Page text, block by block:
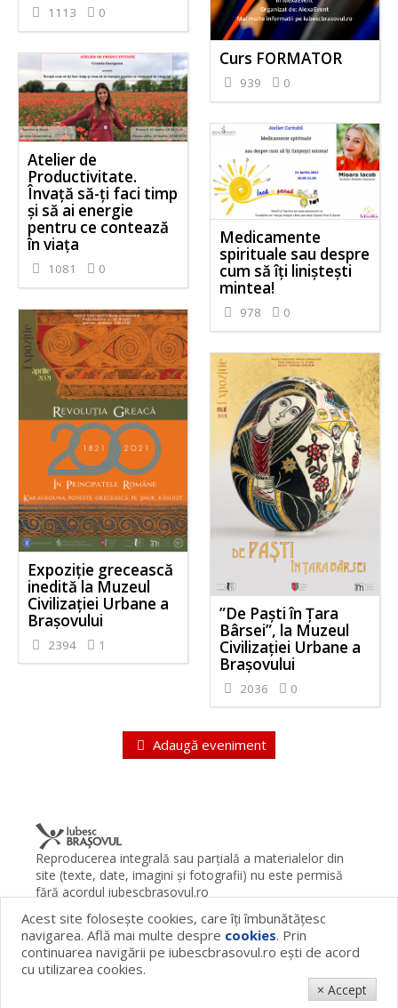
1113 0
Curs FORMATOR
939 0
Atelier de
Productivitate.
Învață să-ți faci timp
și să ai energie
pentru ce contează
în viața
1081 0
Medicamente
spirituale sau despre
cum să îți liniștești
mintea!
978 0
Expoziție grecească
inedită la Muzeul
Civilizației Urbane a
Brașovului
2394 1
”De Paști în Țara
Bârsei”, la Muzeul
Civilizației Urbane a
Brașovului
2036 0
Adaugă eveniment
Reproducerea integrală sau parţială a materialelor din
site (texte, date, imagini şi fotografii) nu este permisă
fără acordul iubescbrasovul.ro
Termeni şi condiţii
Contact Despre proiect
FAQ
Cookies
Publicitate
© 2026 iubescbrasovul.ro
Acest site foloseşte cookies, care îţi îmbunătăţesc
navigarea. Află mai multe despre cookies. Prin
continuarea navigării pe iubescbrasovul.ro eşti de acord
cu utilizarea cookies.
× Accept